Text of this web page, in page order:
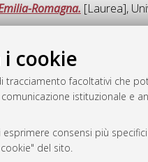
cookie
facoltativi che
istituzionale e
consensi più
del sito.
Romagna. [Laurea],
Questa lista e'